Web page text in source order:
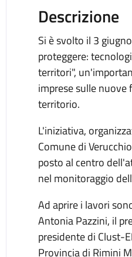
Descrizione
Si è svolto il 3
proteggere:
territori",
imprese sulle
territorio.
L'iniziativa,
Comune di
posto al centro
nel monitoraggio
Ad aprire i lavori
Antonia Pazzini, il
presidente di Clust-
Provincia di Rimini